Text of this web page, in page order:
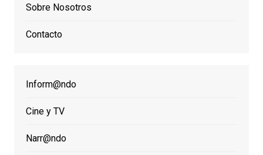
Sobre Nosotros
Contacto
Inform@ndo
Cine y TV
Narr@ndo